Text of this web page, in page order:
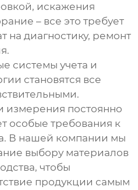
искажения
– все это требует
на диагностику, ремонт
системы учета и
становятся все
измерения постоянно
особые требования к
В нашей компании мы
выбору материалов
чтобы
продукции самым